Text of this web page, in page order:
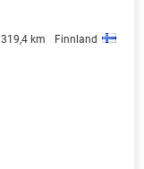
319,4 km Finnland